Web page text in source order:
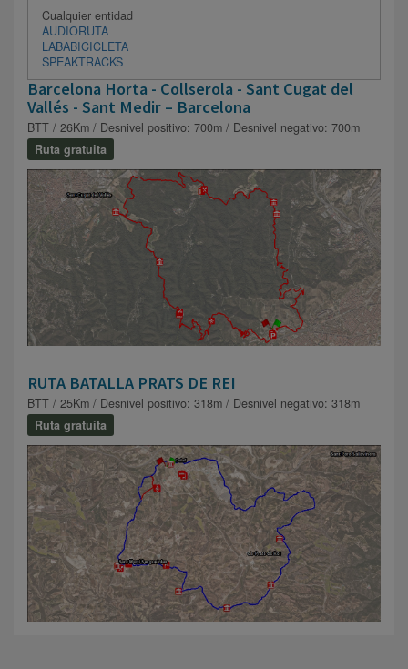
Cualquier entidad
AUDIORUTA
LABABICICLETA
SPEAKTRACKS
Barcelona Horta - Collserola - Sant Cugat del
Vallés - Sant Medir – Barcelona
BTT / 26Km / Desnivel positivo: 700m / Desnivel negativo: 700m
Ruta gratuita
RUTA BATALLA PRATS DE REI
BTT / 25Km / Desnivel positivo: 318m / Desnivel negativo: 318m
Ruta gratuita